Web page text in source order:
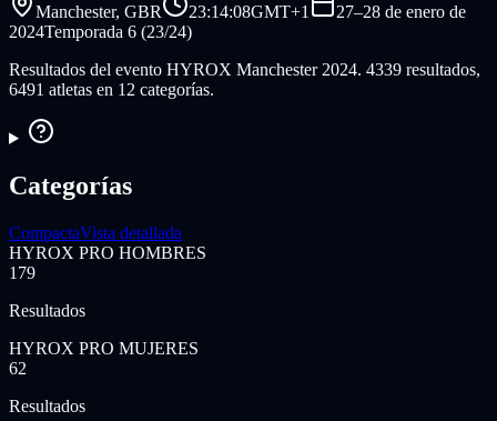
Manchester, GBR 23:14:08GMT+1
27–28 de enero de
2024Temporada 6 (23/24)
Resultados del evento HYROX Manchester 2024. 4339 resultados,
6491 atletas en 12 categorías.
Categorías
CompactaVista detallada
HYROX PRO HOMBRES
179
Resultados
HYROX PRO MUJERES
62
Resultados